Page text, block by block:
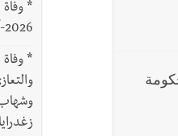
مستمرّة
*
2026-آل كعكوش وحمودة
*